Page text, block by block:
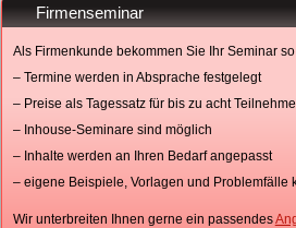
Firmenseminar
Als Firmenkunde bekommen Sie Ihr Seminar
– Termine werden in Absprache festgelegt
– Preise als Tagessatz für bis zu acht
– Inhouse-Seminare sind möglich
– Inhalte werden an Ihren Bedarf angepasst
– eigene Beispiele, Vorlagen und Problemfälle
Wir unterbreiten Ihnen gerne ein passendes